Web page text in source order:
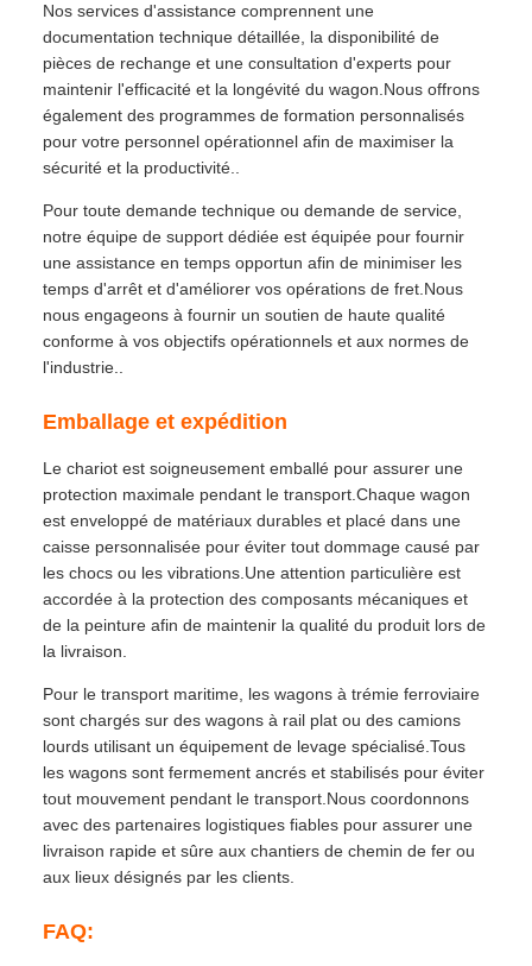
Nos services d'assistance comprennent une
documentation technique détaillée, la disponibilité de
pièces de rechange et une consultation d'experts pour
maintenir l'efficacité et la longévité du wagon.Nous offrons
également des programmes de formation personnalisés
pour votre personnel opérationnel afin de maximiser la
sécurité et la productivité..
Pour toute demande technique ou demande de service,
notre équipe de support dédiée est équipée pour fournir
une assistance en temps opportun afin de minimiser les
temps d'arrêt et d'améliorer vos opérations de fret.Nous
nous engageons à fournir un soutien de haute qualité
conforme à vos objectifs opérationnels et aux normes de
l'industrie..
Emballage et expédition
Le chariot est soigneusement emballé pour assurer une
protection maximale pendant le transport.Chaque wagon
est enveloppé de matériaux durables et placé dans une
caisse personnalisée pour éviter tout dommage causé par
les chocs ou les vibrations.Une attention particulière est
accordée à la protection des composants mécaniques et
de la peinture afin de maintenir la qualité du produit lors de
la livraison.
Pour le transport maritime, les wagons à trémie ferroviaire
sont chargés sur des wagons à rail plat ou des camions
lourds utilisant un équipement de levage spécialisé.Tous
les wagons sont fermement ancrés et stabilisés pour éviter
tout mouvement pendant le transport.Nous coordonnons
avec des partenaires logistiques fiables pour assurer une
livraison rapide et sûre aux chantiers de chemin de fer ou
aux lieux désignés par les clients.
FAQ: